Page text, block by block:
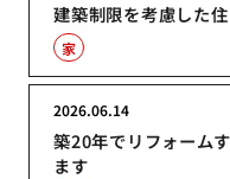
建築制限を考慮した
家
築20年でリフォーム
ます
2026.06.14